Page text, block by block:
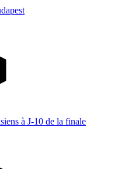
à J-10 de la finale